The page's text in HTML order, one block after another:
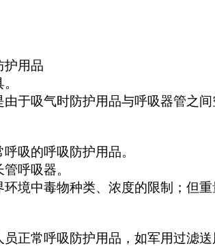
护用品
于吸气时防护用品与呼吸器管之间
吸的呼吸防护用品。
呼吸器。
境中毒物种类、浓度的限制；但重
正常呼吸防护用品，如军用过滤送